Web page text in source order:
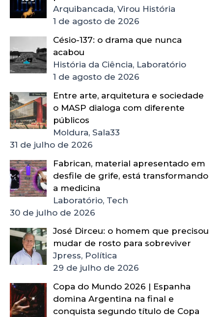
Arquibancada, Virou História
1 de agosto de 2026
Césio-137: o drama que nunca
acabou
História da Ciência, Laboratório
1 de agosto de 2026
Entre arte, arquitetura e sociedade
o MASP dialoga com diferente
públicos
Moldura, Sala33
31 de julho de 2026
Fabrican, material apresentado em
desfile de grife, está transformando
a medicina
Laboratório, Tech
30 de julho de 2026
José Dirceu: o homem que precisou
mudar de rosto para sobreviver
Jpress, Política
29 de julho de 2026
Copa do Mundo 2026 | Espanha
domina Argentina na final e
conquista segundo título de Copa